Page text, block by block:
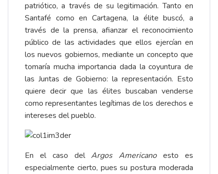
patriótico, a través de su legitimación. Tanto en
Santafé como en Cartagena, la élite buscó, a
través de la prensa, afianzar el reconocimiento
público de las actividades que ellos ejercían en
los nuevos gobiernos, mediante un concepto que
tomaría mucha importancia dada la coyuntura de
las Juntas de Gobierno: la representación. Esto
quiere decir que las élites buscaban venderse
como representantes legítimas de los derechos e
intereses del pueblo.
En el caso delArgos Americanoesto es
especialmente cierto, pues su postura moderada